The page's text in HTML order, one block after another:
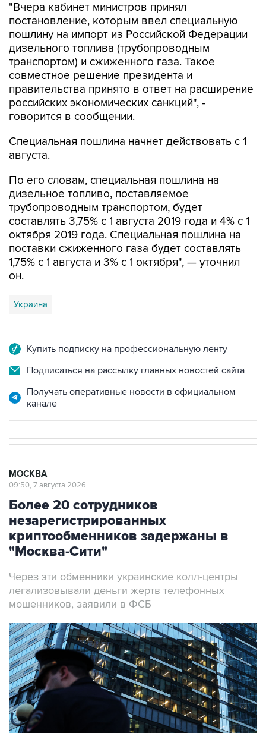
"Вчера кабинет министров принял
постановление, которым ввел специальную
пошлину на импорт из Российской Федерации
дизельного топлива (трубопроводным
транспортом) и сжиженного газа. Такое
совместное решение президента и
правительства принято в ответ на расширение
российских экономических санкций", -
говорится в сообщении.
Специальная пошлина начнет действовать с 1
августа.
По его словам, специальная пошлина на
дизельное топливо, поставляемое
трубопроводным транспортом, будет
составлять 3,75% с 1 августа 2019 года и 4% с 1
октября 2019 года. Специальная пошлина на
поставки сжиженного газа будет составлять
1,75% с 1 августа и 3% с 1 октября", — уточнил
он.
Украина
Купить подписку на профессиональную ленту
Подписаться на рассылку главных новостей сайта
Получать оперативные новости в официальном
канале
МОСКВА
09:50, 7 августа 2026
Более 20 сотрудников
незарегистрированных
криптообменников задержаны в
"Москва-Сити"
Через эти обменники украинские колл-центры
легализовывали деньги жертв телефонных
мошенников, заявили в ФСБ